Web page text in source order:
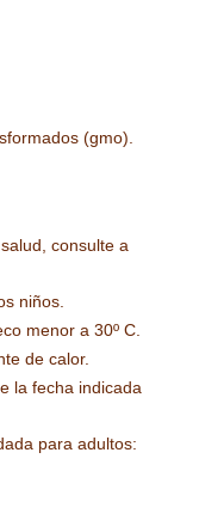
(gmo).
consulte a
niños.
menor a 30º C.
de calor.
la fecha indicada
para adultos: